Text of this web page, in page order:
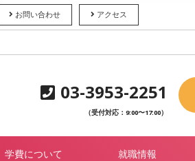
お問い合わせ アクセス
03-3953-2251
（受付対応：9:00〜17:00）
学費について 就職情報